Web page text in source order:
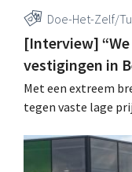
Doe-Het-Zelf/
[Interview]
vestigingen in
Met een extreem
tegen vaste lage
“We lossen drie
klanten,” zegt